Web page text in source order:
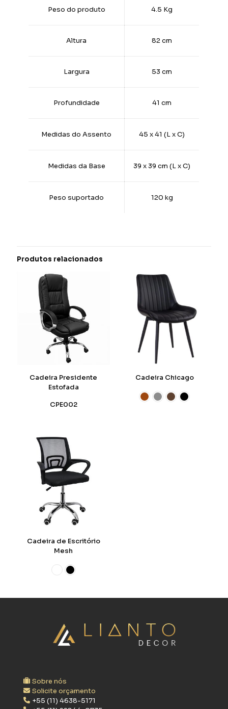
Peso do produto 4.5 Kg
Altura 82 cm
Largura 53 cm
Profundidade 41 cm
Medidas do Assento 45 x 41 (L x C)
Medidas da Base 39 x 39 cm (L x C)
Peso suportado 120 kg
Produtos relacionados
Cadeira Presidente
Estofada
CPE002
Cadeira Chicago
Cadeira de Escritório
Mesh
Sobre nós
Solicite orçamento
+55 (11) 4638-5171